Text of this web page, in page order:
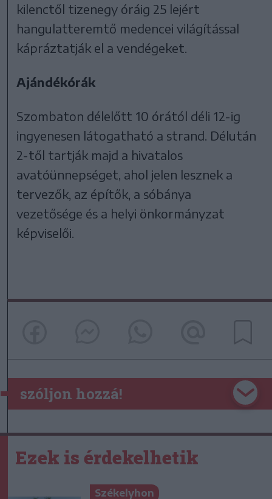
kilenctől tizenegy óráig 25 lejért
hangulatteremtő medencei világítással
kápráztatják el a vendégeket.
Ajándékórák
Szombaton délelőtt 10 órától déli 12-ig
ingyenesen látogatható a strand. Délután
2-től tartják majd a hivatalos
avatóünnepséget, ahol jelen lesznek a
tervezők, az építők, a sóbánya
vezetősége és a helyi önkormányzat
képviselői.
szóljon hozzá!
Ezek is érdekelhetik
Székelyhon